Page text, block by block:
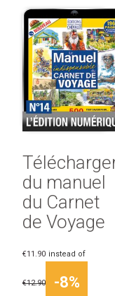
du manuel
du Carnet
de Voyage
€11.90 instead of
€12.90 -8%